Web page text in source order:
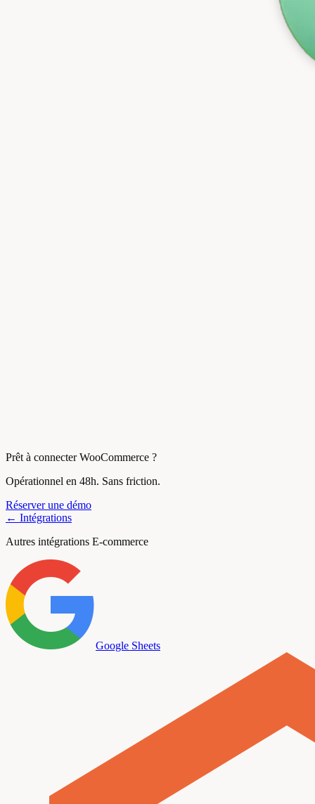
Prêt à connecter WooCommerce ?
Opérationnel en 48h. Sans friction.
Réserver une démo
← Intégrations
Autres intégrations E-commerce
Google Sheets